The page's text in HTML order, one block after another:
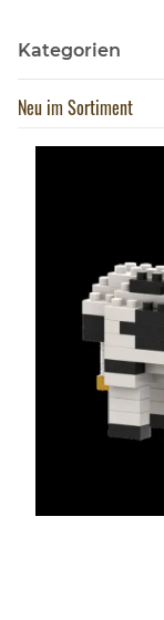
Kategorien
Neu im Sortiment